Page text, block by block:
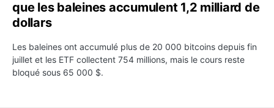
que les baleines accumulent 1,2 milliard de
dollars
Les baleines ont accumulé plus de 20 000 bitcoins depuis fin
juillet et les ETF collectent 754 millions, mais le cours reste
bloqué sous 65 000 $.